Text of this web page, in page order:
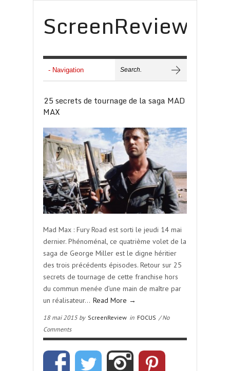
ScreenReview
25 secrets de tournage de la saga MAD
MAX
Mad Max : Fury Road est sorti le jeudi 14 mai
dernier. Phénoménal, ce quatrième volet de la
saga de George Miller est le digne héritier
des trois précédents épisodes. Retour sur 25
secrets de tournage de cette franchise hors
du commun menée d’une main de maître par
un réalisateur… Read More →
18 mai 2015 by ScreenReview in FOCUS / No
Comments